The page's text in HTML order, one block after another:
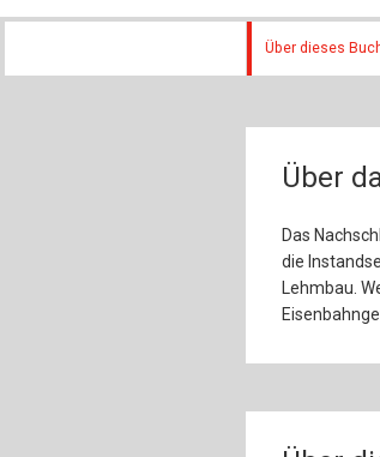
Über dieses
Über
Das
die
Lehmbau.